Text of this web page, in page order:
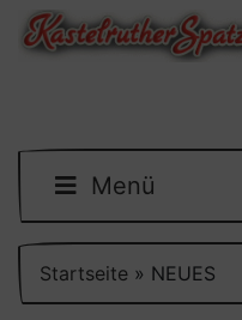
Menü
Startseite » NEUES